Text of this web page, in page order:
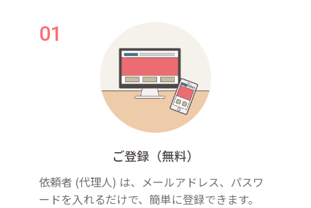
ご登録（無料）
依頼者 (代理人) は、メールアドレス、パスワ
ードを入れるだけで、簡単に登録できます。